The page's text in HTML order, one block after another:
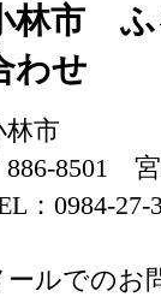
林市 ふ
わせ
林市
886-8501
：0984-27-
ールでのお